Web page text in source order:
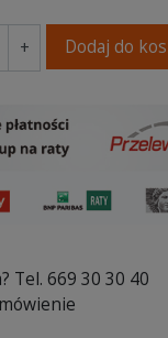
+ Dodaj do
Tel. 669 30 30 40